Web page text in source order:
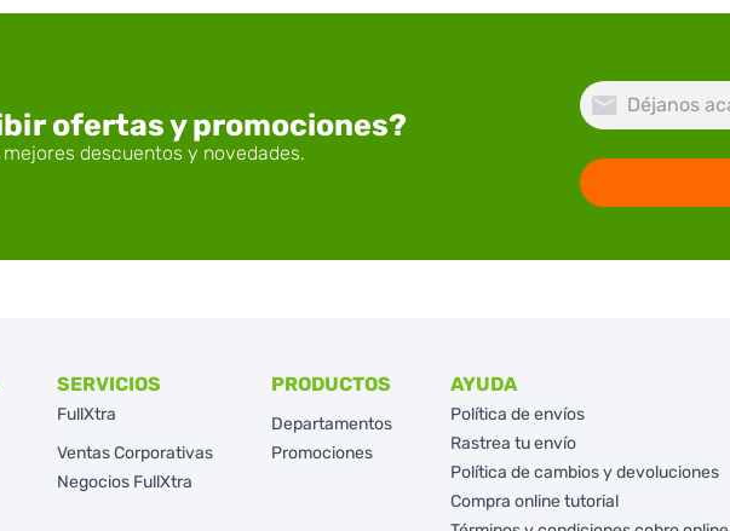
ofertas y promociones?
SERVICIOS
FullXtra
Ventas Corporativas
Negocios FullXtra
PRODUCTOS
Departamentos
Promociones
AYUDA
Política de envíos
Rastrea tu envío
Política de cambios y devoluciones
Compra online tutorial